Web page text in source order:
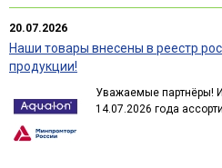
20.07.2026
Наши товары внесены в реестр
продукции!
Уважаемые партнёры!
14.07.2026 года